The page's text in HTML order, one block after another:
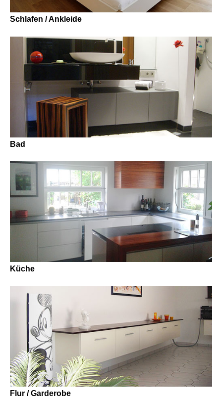
Schlafen / Ankleide
Bad
Küche
Flur / Garderobe